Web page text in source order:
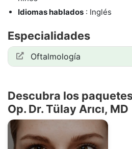
Idiomas hablados : Inglés
Especialidades
Oftalmología
Descubra los
Op. Dr. Tülay Arıcı, MD